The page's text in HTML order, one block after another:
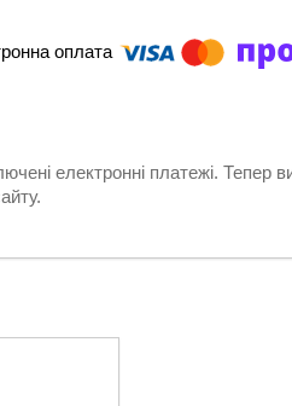
електронні платежі.